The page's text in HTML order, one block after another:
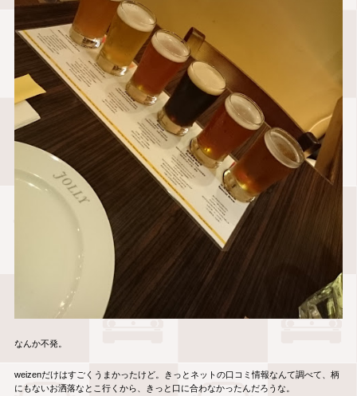
なんか不発。
weizenだけはすごくうまかったけど。きっとネットの口コミ情報なんて調べて、柄
にもないお洒落なとこ行くから、きっと口に合わなかったんだろうな。